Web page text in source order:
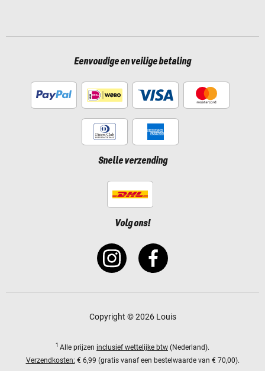
Eenvoudige en veilige betaling
Snelle verzending
Volg ons!
Copyright © 2026 Louis
1 Alle prijzen inclusief wettelijke btw (Nederland).
Verzendkosten: € 6,99 (gratis vanaf een bestelwaarde van € 70,00).